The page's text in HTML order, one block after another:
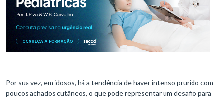
Por sua vez, em idosos, há a tendência de haver intenso prurido com
poucos achados cutâneos, o que pode representar um desafio para